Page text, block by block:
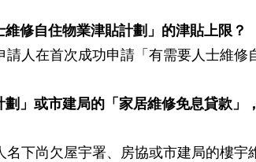
修自住物業津貼計劃」的津貼上限？
人在首次成功申請「有需要人士維
」或市建局的「家居維修免息貸款
下尚欠屋宇署、房協或市建局的樓宇